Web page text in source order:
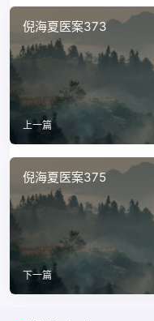
倪海夏医案373
上一篇
倪海夏医案375
下一篇